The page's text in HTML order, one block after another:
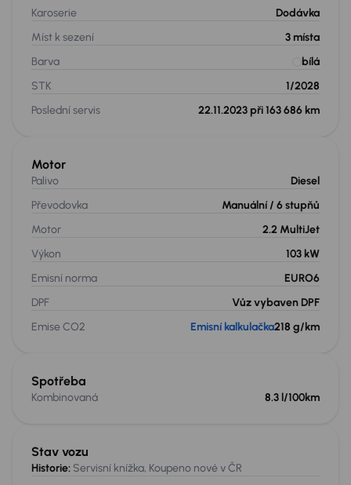
Karoserie
Dodávka
Míst k sezení
3 místa
Barva
bílá
STK
1/2028
Poslední servis
22.11.2023 při 163 686 km
Stav vozu
Historie: Servisní knížka, Koupeno nové v ČR
Motor
Palivo
Diesel
Převodovka
Manuální/ 6 stupňů
Motor
2.2 MultiJet
Výkon
103 kW
Emisní norma
EURO6
DPF
Vůz vybaven DPF
Emise CO2
Emisní kalkulačka218 g/km
Spotřeba
Kombinovaná 8.3 l/100km